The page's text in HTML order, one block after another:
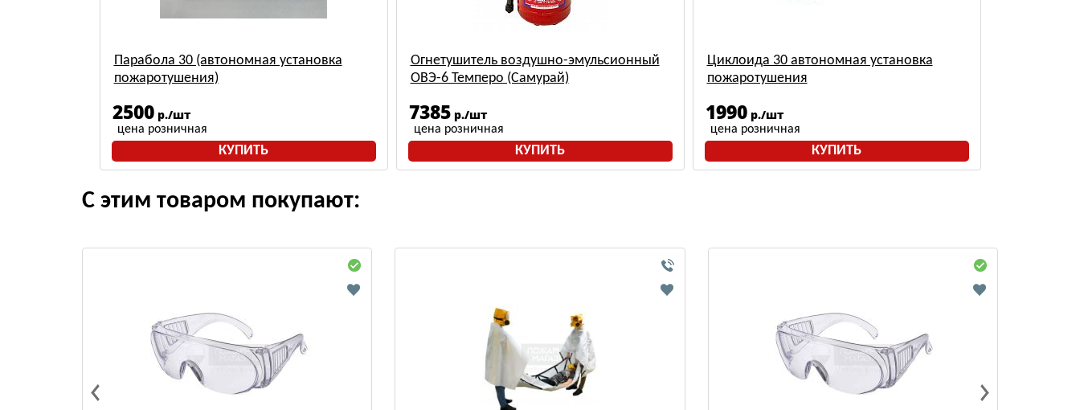
Парабола 30 (автономная установка
пожаротушения)
2500 р./шт
цена розничная
КУПИТЬ
Огнетушитель воздушно-эмульсионный
ОВЭ-6 Темперо (Самурай)
7385 р./шт
цена розничная
КУПИТЬ
Циклоида 30 автономная установка
пожаротушения
1990 р./шт
цена розничная
КУПИТЬ
С этим товаром покупают: